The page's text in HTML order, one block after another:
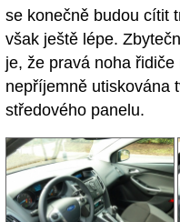
se konečně budou cítit
však ještě lépe.
je, že pravá noha
nepříjemně utiskována
středového panelu.